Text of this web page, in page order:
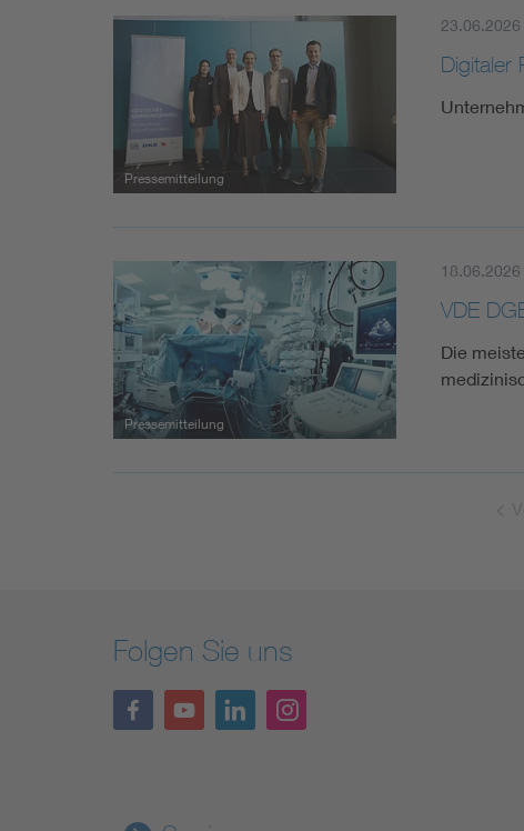
Pressemitteilung
23.06.2026
Digitaler
Pressemitteilung
18.06.2026
VDE
Die
Folgen Sie uns